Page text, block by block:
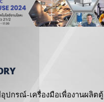
ปกรณ์-เครื่องมือเพื่องานผลิตตู้